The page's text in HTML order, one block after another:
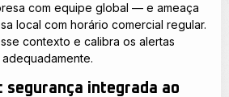
com equipe global — e ameaça
local com horário comercial regular.
contexto e calibra os alertas
adequadamente.
segurança integrada ao